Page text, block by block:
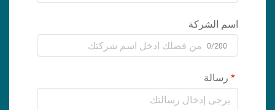
اسم الشركة
0/200
رسالة